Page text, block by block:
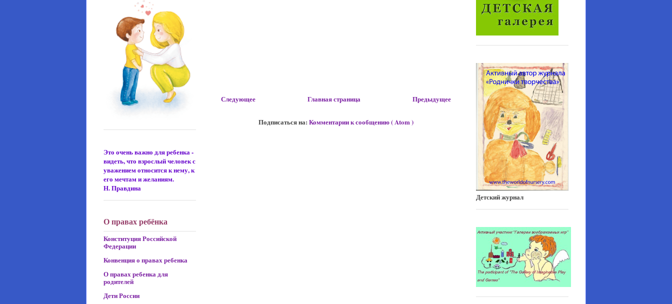
Следующее Предыдущее
Главная страница
Подписаться на: Комментарии к сообщению ( Atom )
Это очень важно для ребенка -
видеть, что взрослый человек с
уважением относится к нему, к
его мечтам и желаниям.
Н. Правдина
О правах ребёнка
Конституция Российской
Федерации
Конвенция о правах ребенка
О правах ребенка для
родителей
Дети России
Детский журнал